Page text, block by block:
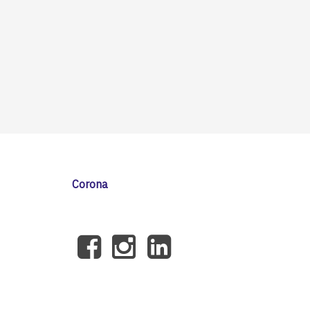
Corona